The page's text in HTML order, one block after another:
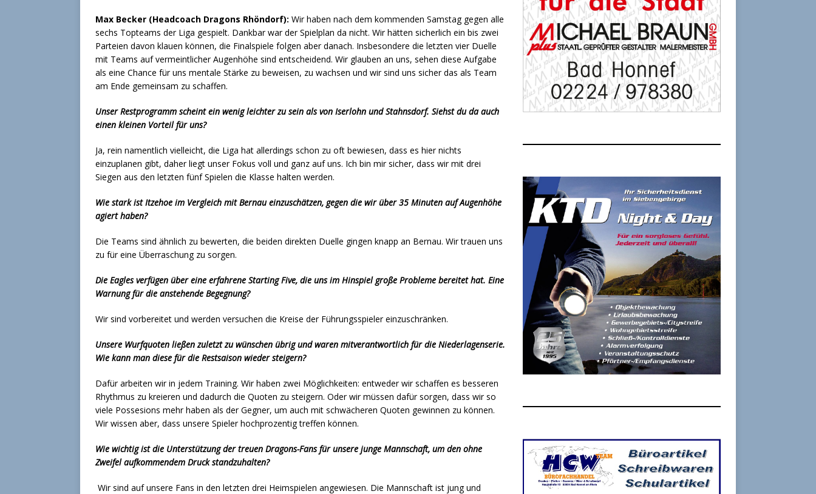
Max Becker (Headcoach Dragons Rhöndorf): Wir haben nach dem kommenden Samstag gegen alle
sechs Topteams der Liga gespielt. Dankbar war der Spielplan da nicht. Wir hätten sicherlich ein bis zwei
Parteien davon klauen können, die Finalspiele folgen aber danach. Insbesondere die letzten vier Duelle
mit Teams auf vermeintlicher Augenhöhe sind entscheidend. Wir glauben an uns, sehen diese Aufgabe
als eine Chance für uns mentale Stärke zu beweisen, zu wachsen und wir sind uns sicher das als Team
am Ende gemeinsam zu schaffen.
Unser Restprogramm scheint ein wenig leichter zu sein als von Iserlohn und Stahnsdorf. Siehst du da auch
einen kleinen Vorteil für uns?
Ja, rein namentlich vielleicht, die Liga hat allerdings schon zu oft bewiesen, dass es hier nichts
einzuplanen gibt, daher liegt unser Fokus voll und ganz auf uns. Ich bin mir sicher, dass wir mit drei
Siegen aus den letzten fünf Spielen die Klasse halten werden.
Wie stark ist Itzehoe im Vergleich mit Bernau einzuschätzen, gegen die wir über 35 Minuten auf Augenhöhe
agiert haben?
Die Teams sind ähnlich zu bewerten, die beiden direkten Duelle gingen knapp an Bernau. Wir trauen uns
zu für eine Überraschung zu sorgen.
Die Eagles verfügen über eine erfahrene Starting Five, die uns im Hinspiel große Probleme bereitet hat. Eine
Warnung für die anstehende Begegnung?
Wir sind vorbereitet und werden versuchen die Kreise der Führungsspieler einzuschränken.
Unsere Wurfquoten ließen zuletzt zu wünschen übrig und waren mitverantwortlich für die Niederlagenserie.
Wie kann man diese für die Restsaison wieder steigern?
Dafür arbeiten wir in jedem Training. Wir haben zwei Möglichkeiten: entweder wir schaffen es besseren
Rhythmus zu kreieren und dadurch die Quoten zu steigern. Oder wir müssen dafür sorgen, dass wir so
viele Possesions mehr haben als der Gegner, um auch mit schwächeren Quoten gewinnen zu können.
Wir wissen aber, dass unsere Spieler hochprozentig treffen können.
Wie wichtig ist die Unterstützung der treuen Dragons-Fans für unsere junge Mannschaft, um den ohne
Zweifel aufkommendem Druck standzuhalten?
Wir sind auf unsere Fans in den letzten drei Heimspielen angewiesen. Die Mannschaft ist jung und